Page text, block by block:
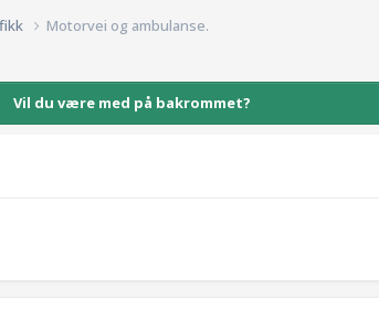
Motorvei og ambulanse.
Vil du være med på bakrommet?